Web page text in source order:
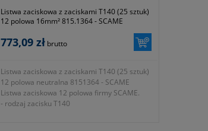
Listwa zaciskowa z zaciskami T140 (25 sztuk)
12 polowa 16mm² 815.1364 - SCAME
773,09 zł brutto
Listwa zaciskowa z zaciskami T140 (25 sztuk)
12 polowa neutralna 8151364 - SCAME
Listwa zaciskowa 12 polowa firmy SCAME.
- rodzaj zacisku T140